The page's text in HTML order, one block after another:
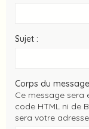
Sujet :
Corps du
Ce message sera
code HTML ni de
sera votre